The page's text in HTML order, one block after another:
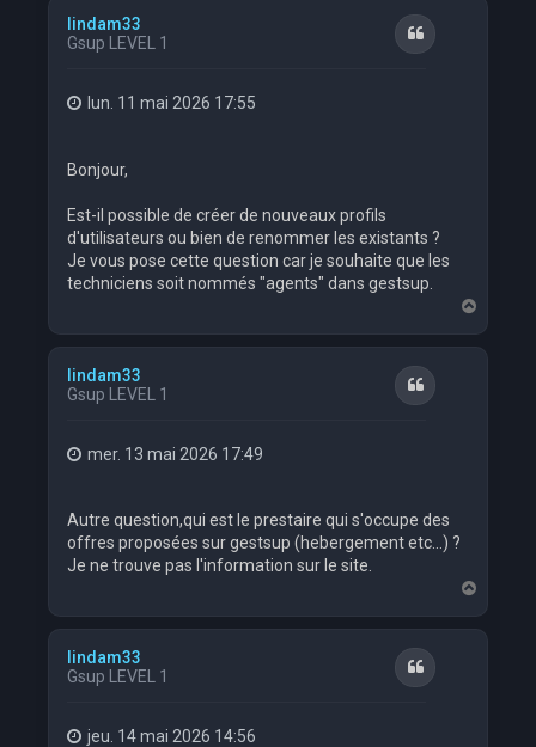
lindam33
Gsup LEVEL 1
Citation
lun. 11 mai 2026 17:55
Bonjour,
Est-il possible de créer de nouveaux profils
d'utilisateurs ou bien de renommer les existants ?
Je vous pose cette question car je souhaite que les
techniciens soit nommés "agents" dans gestsup.
a
lindam33
Gsup LEVEL 1
Citation
mer. 13 mai 2026 17:49
Autre question,qui est le prestaire qui s'occupe des
offres proposées sur gestsup (hebergement etc...) ?
Je ne trouve pas l'information sur le site.
a
lindam33
Gsup LEVEL 1
Citation
jeu. 14 mai 2026 14:56